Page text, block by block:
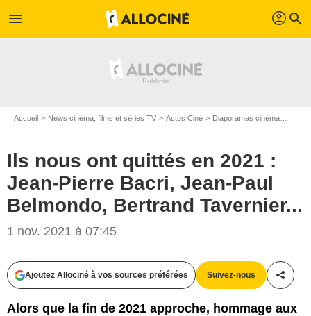
menu profil search
Accueil News cinéma, films et séries TV Actus Ciné Diaporamas cinéma
Ils nous ont quittés en 2021 :
Jean-Pierre Bacri, Jean-Paul
Belmondo, Bertrand Tavernier...
1 nov. 2021 à 07:45
Ajoutez Allociné à vos sources préférées Suivez-nous
Alors que la fin de 2021 approche, hommage aux
Memento